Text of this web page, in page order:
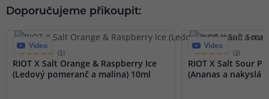
Doporučujeme přikoupit:
Video
(5)
RIOT X Salt Orange & Raspberry Ice
(Ledový pomeranč a malina) 10ml
Video
(3)
RIOT X Salt Sour
(Ananas a nakyslá